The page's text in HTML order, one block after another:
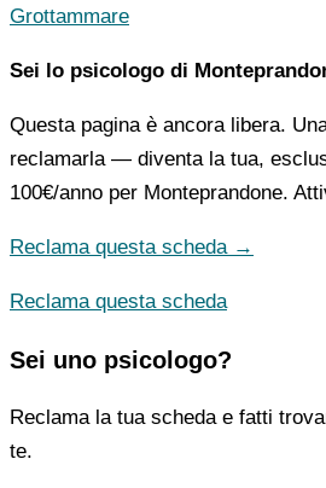
Grottammare
Sei lo psicologo di
Questa pagina è ancora libera.
reclamarla — diventa la tua,
100€/anno per Monteprandone.
Reclama questa scheda →
Reclama questa scheda
Sei uno psicologo?
Reclama la tua scheda e fatti
te.